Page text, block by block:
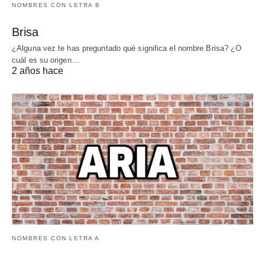
NOMBRES CON LETRA B
Brisa
¿Alguna vez te has preguntado qué significa el nombre Brisa? ¿O
cuál es su origen…
2 años hace
NOMBRES CON LETRA A